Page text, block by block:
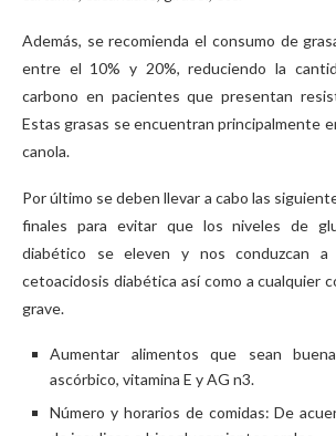
Además, se recomienda el consumo de
entre el 10% y 20%, reduciendo la
carbono en pacientes que presentan
Estas grasas se encuentran principalmente
canola.
Por último se deben llevar a cabo las
finales para evitar que los niveles de
diabético se eleven y nos conduzcan
cetoacidosis diabética así como a cualquier
grave.
Aumentar alimentos que sean
ascórbico, vitamina E y AG n3.
Número y horarios de comidas: De